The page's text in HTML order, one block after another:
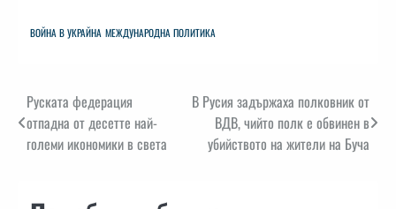
ВОЙНА В УКРАЙНА МЕЖДУНАРОДНА ПОЛИТИКА
Навигация
Руската федерация
отпадна от десетте най-
големи икономики в света
В Русия задържаха полковник от
ВДВ, чийто полк е обвинен в
убийството на жители на Буча